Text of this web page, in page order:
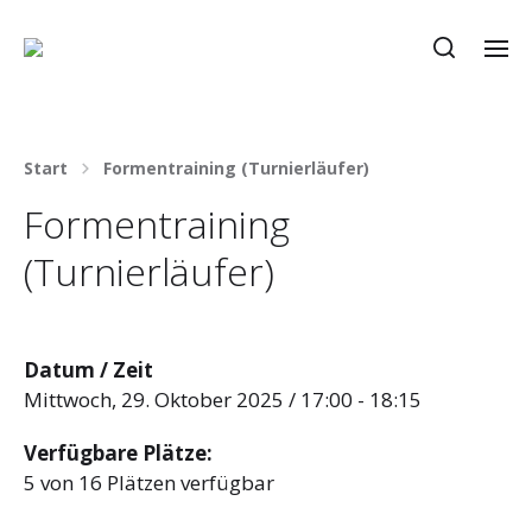
Start Formentraining (Turnierläufer)
Formentraining
(Turnierläufer)
Datum / Zeit
Mittwoch, 29. Oktober 2025 / 17:00 - 18:15
Verfügbare Plätze:
5 von 16 Plätzen verfügbar